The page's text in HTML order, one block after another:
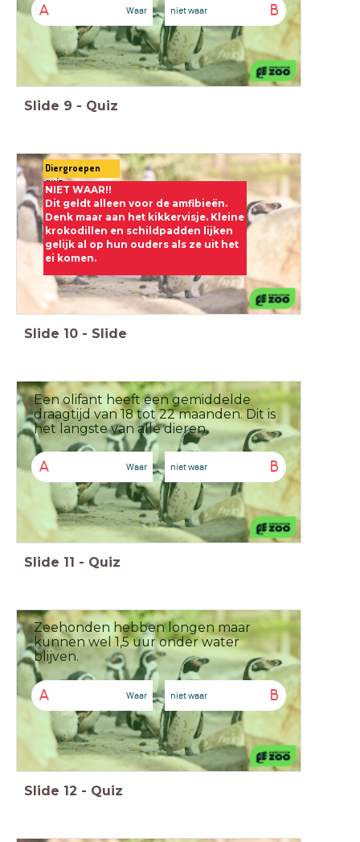
A Waar B
niet waar
Slide 9 - Quiz
Diergroepen
quiz
NIET WAAR!!
Dit geldt alleen voor de amfibieën.
Denk maar aan het kikkervisje. Kleine
krokodillen en schildpadden lijken
gelijk al op hun ouders als ze uit het
ei komen.
Slide 10 - Slide
Een olifant heeft een gemiddelde
draagtijd van 18 tot 22 maanden. Dit is
het langste van alle dieren.
A Waar B
niet waar
Slide 11 - Quiz
Zeehonden hebben longen maar
kunnen wel 1,5 uur onder water
blijven.
A Waar B
niet waar
Slide 12 - Quiz